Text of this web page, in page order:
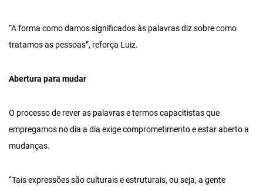
“A forma como damos significados às palavras diz sobre como
tratamos as pessoas”, reforça Luiz.
Abertura para mudar
O processo de rever as palavras e termos capacitistas que
empregamos no dia a dia exige comprometimento e estar aberto a
mudanças.
“Tais expressões são culturais e estruturais, ou seja, a gente